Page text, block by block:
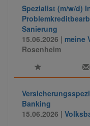
Spezialist (m/w/d)
Sanierung
15.06.2026 | meine
Rosenheim
Banking
15.06.2026 |